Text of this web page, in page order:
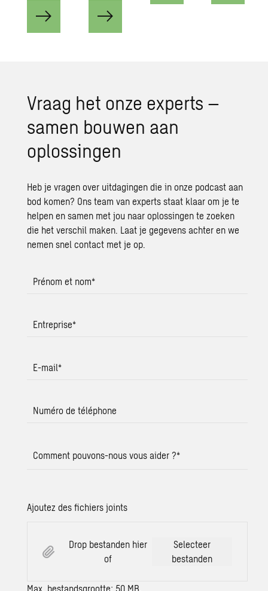
Vraag het onze experts –
samen bouwen aan
oplossingen
Heb je vragen over uitdagingen die in onze podcast aan
bod komen? Ons team van experts staat klaar om je te
helpen en samen met jou naar oplossingen te zoeken
die het verschil maken. Laat je gegevens achter en we
nemen snel contact met je op.
Prénom et nom*
Entreprise*
E-mail*
Numéro de téléphone
Comment pouvons-nous vous aider ?*
Ajoutez des fichiers joints
Drop bestanden hier
of
Selecteer
bestanden
Max. bestandsgrootte: 50 MB.